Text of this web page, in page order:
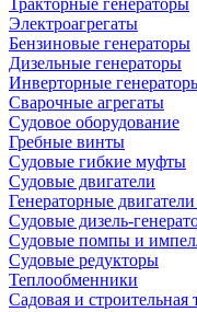
Тракторные генераторы
Электроагрегаты
Бензиновые генераторы
Дизельные генераторы
Инверторные
Сварочные агрегаты
Судовое оборудование
Гребные винты
Судовые гибкие муфты
Судовые двигатели
Генераторные
Судовые дизель-
Судовые помпы и
Судовые редукторы
Теплообменники
Садовая и строительная